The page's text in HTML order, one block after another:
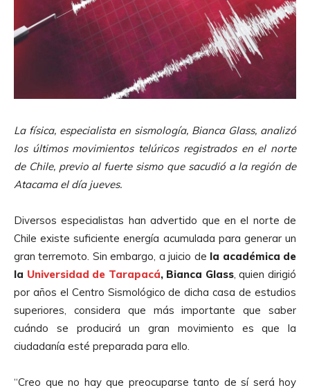
La física, especialista en sismología, Bianca Glass, analizó
los últimos movimientos telúricos registrados en el norte
de Chile, previo al fuerte sismo que sacudió a la región de
Atacama el día jueves.
Diversos especialistas han advertido que en el norte de
Chile existe suficiente energía acumulada para generar un
gran terremoto. Sin embargo, a juicio de la académica de
la Universidad de Tarapacá, Bianca Glass, quien dirigió
por años el Centro Sismológico de dicha casa de estudios
superiores, considera que más importante que saber
cuándo se producirá un gran movimiento es que la
ciudadanía esté preparada para ello.
“Creo que no hay que preocuparse tanto de sí será hoy